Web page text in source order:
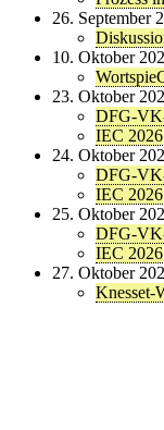
26. September
10. Oktober
23. Oktober
DFG-
IEC 2026
24. Oktober
DFG-
IEC 2026
25. Oktober
DFG-
IEC 2026
27. Oktober
Knesset-